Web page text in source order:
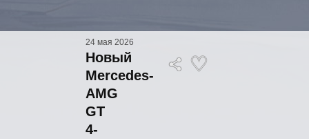
24 мая 2026
Новый
Mercedes-
AMG
GT
4-